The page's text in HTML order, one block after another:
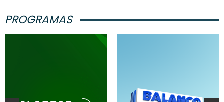
PROGRAMAS